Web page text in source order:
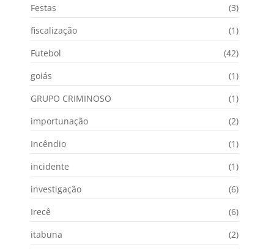
Festas
(3)
fiscalização
(1)
Futebol
(42)
goiás
(1)
GRUPO CRIMINOSO
(1)
importunação
(2)
Incêndio
(1)
incidente
(1)
investigação
(6)
Irecê
(6)
itabuna
(2)